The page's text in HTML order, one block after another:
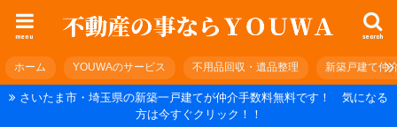
search
menu
ホーム YOUWAのサービス 不用品回収・遺品整理 新築戸建て仲
さいたま市・埼玉県の新築一戸建てが仲介手数料無料です！ 気になる
方は今すぐクリック！！